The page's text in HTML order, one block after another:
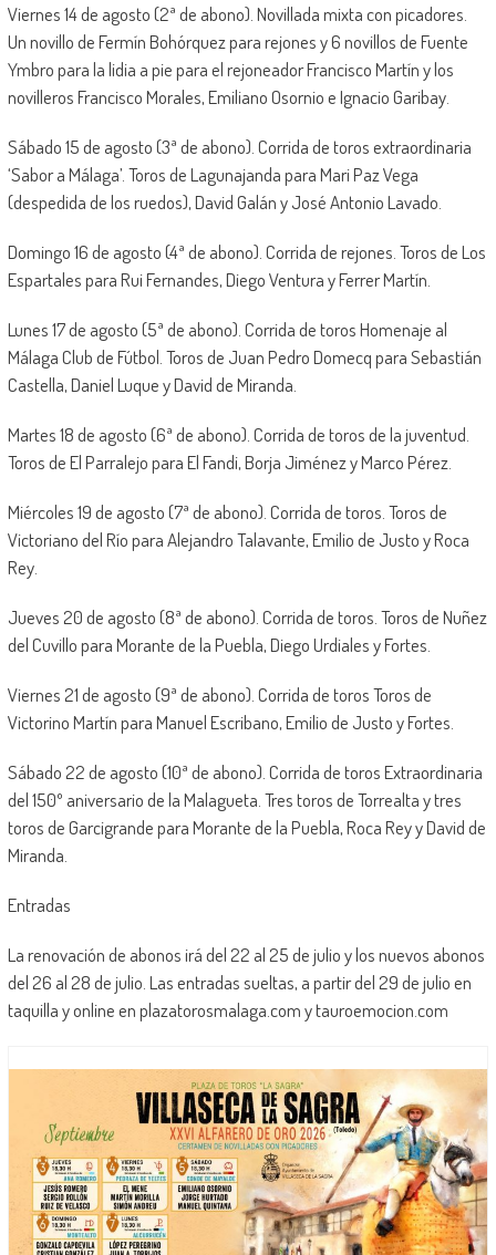
Viernes 14 de agosto (2ª de abono). Novillada mixta con picadores.
Un novillo de Fermín Bohórquez para rejones y 6 novillos de Fuente
Ymbro para la lidia a pie para el rejoneador Francisco Martín y los
novilleros Francisco Morales, Emiliano Osornio e Ignacio Garibay.
Sábado 15 de agosto (3ª de abono). Corrida de toros extraordinaria
‘Sabor a Málaga’. Toros de Lagunajanda para Mari Paz Vega
(despedida de los ruedos), David Galán y José Antonio Lavado.
Domingo 16 de agosto (4ª de abono). Corrida de rejones. Toros de Los
Espartales para Rui Fernandes, Diego Ventura y Ferrer Martín.
Lunes 17 de agosto (5ª de abono). Corrida de toros Homenaje al
Málaga Club de Fútbol. Toros de Juan Pedro Domecq para Sebastián
Castella, Daniel Luque y David de Miranda.
Martes 18 de agosto (6ª de abono). Corrida de toros de la juventud.
Toros de El Parralejo para El Fandi, Borja Jiménez y Marco Pérez.
Miércoles 19 de agosto (7ª de abono). Corrida de toros. Toros de
Victoriano del Río para Alejandro Talavante, Emilio de Justo y Roca
Rey.
Jueves 20 de agosto (8ª de abono). Corrida de toros. Toros de Nuñez
del Cuvillo para Morante de la Puebla, Diego Urdiales y Fortes.
Viernes 21 de agosto (9ª de abono). Corrida de toros Toros de
Victorino Martín para Manuel Escribano, Emilio de Justo y Fortes.
Sábado 22 de agosto (10ª de abono). Corrida de toros Extraordinaria
del 150º aniversario de la Malagueta. Tres toros de Torrealta y tres
toros de Garcigrande para Morante de la Puebla, Roca Rey y David de
Miranda.
Entradas
La renovación de abonos irá del 22 al 25 de julio y los nuevos abonos
del 26 al 28 de julio. Las entradas sueltas, a partir del 29 de julio en
taquilla y online en plazatorosmalaga.com y tauroemocion.com